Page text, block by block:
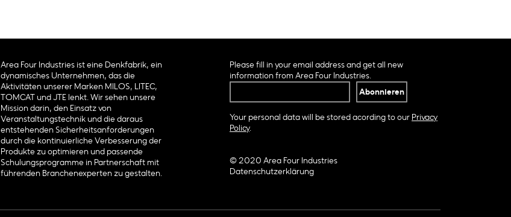
Area Four Industries ist eine Denkfabrik, ein
dynamisches Unternehmen, das die
Aktivitäten unserer Marken MILOS, LITEC,
TOMCAT und JTE lenkt. Wir sehen unsere
Mission darin, den Einsatz von
Veranstaltungstechnik und die daraus
entstehenden Sicherheitsanforderungen
durch die kontinuierliche Verbesserung der
Produkte zu optimieren und passende
Schulungsprogramme in Partnerschaft mit
führenden Branchenexperten zu gestalten.
Please fill in your email address and get all new
information from Area Four Industries.
Your personal data will be stored acording to our Privacy
Policy.
© 2020 Area Four Industries
Datenschutzerklärung